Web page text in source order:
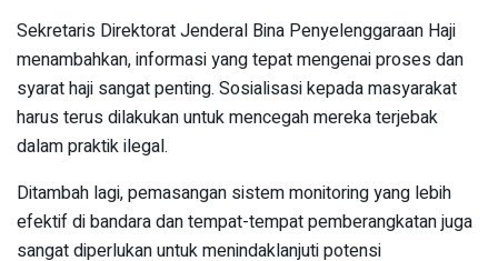
Sekretaris Direktorat Jenderal Bina Penyelenggaraan Haji
menambahkan, informasi yang tepat mengenai proses dan
syarat haji sangat penting. Sosialisasi kepada masyarakat
harus terus dilakukan untuk mencegah mereka terjebak
dalam praktik ilegal.
Ditambah lagi, pemasangan sistem monitoring yang lebih
efektif di bandara dan tempat-tempat pemberangkatan juga
sangat diperlukan untuk menindaklanjuti potensi